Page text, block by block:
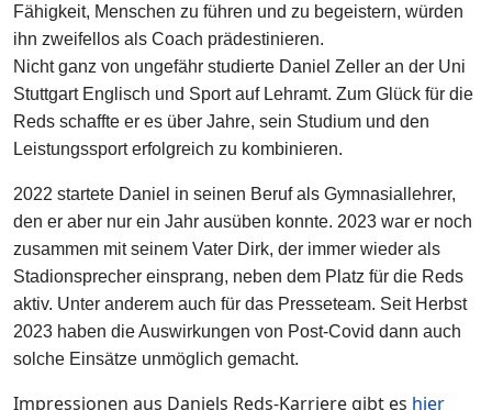
Fähigkeit, Menschen zu führen und zu begeistern, würden
ihn zweifellos als Coach prädestinieren.
Nicht ganz von ungefähr studierte Daniel Zeller an der Uni
Stuttgart Englisch und Sport auf Lehramt. Zum Glück für die
Reds schaffte er es über Jahre, sein Studium und den
Leistungssport erfolgreich zu kombinieren.
2022 startete Daniel in seinen Beruf als Gymnasiallehrer,
den er aber nur ein Jahr ausüben konnte. 2023 war er noch
zusammen mit seinem Vater Dirk, der immer wieder als
Stadionsprecher einsprang, neben dem Platz für die Reds
aktiv. Unter anderem auch für das Presseteam. Seit Herbst
2023 haben die Auswirkungen von Post-Covid dann auch
solche Einsätze unmöglich gemacht.
Impressionen aus Daniels Reds-Karriere gibt es hier